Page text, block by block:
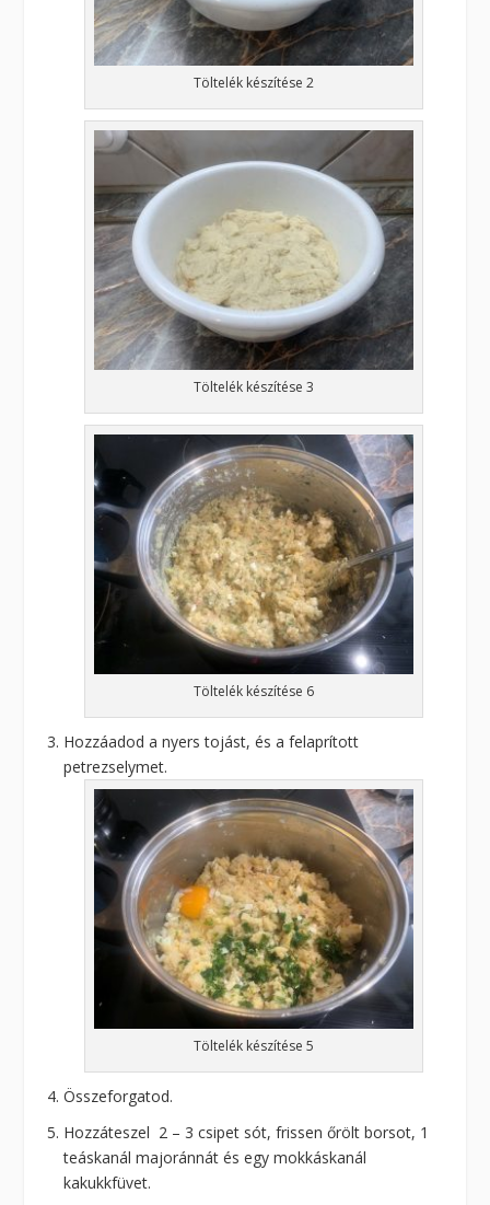
Töltelék készítése 2
Töltelék készítése 3
Töltelék készítése 6
Hozzáadod a nyers tojást, és a felaprított
petrezselymet.
Töltelék készítése 5
Összeforgatod.
Hozzáteszel 2 – 3 csipet sót, frissen őrölt borsot, 1
teáskanál majoránnát és egy mokkáskanál
kakukkfüvet.